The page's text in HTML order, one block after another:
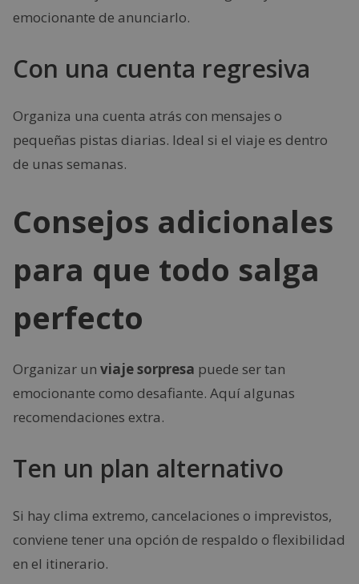
emocionante de anunciarlo.
Con una cuenta regresiva
Organiza una cuenta atrás con mensajes o
pequeñas pistas diarias. Ideal si el viaje es dentro
de unas semanas.
Consejos adicionales
para que todo salga
perfecto
Organizar un viaje sorpresa puede ser tan
emocionante como desafiante. Aquí algunas
recomendaciones extra.
Ten un plan alternativo
Si hay clima extremo, cancelaciones o imprevistos,
conviene tener una opción de respaldo o flexibilidad
en el itinerario.